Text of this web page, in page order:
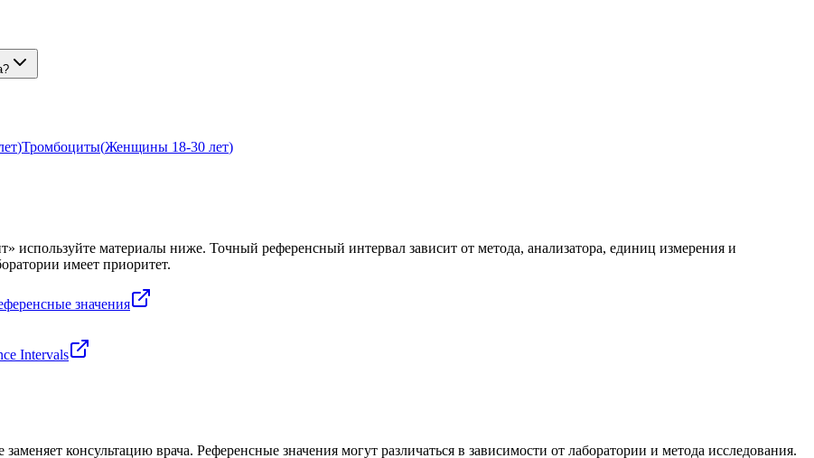
)Тромбоциты(Женщины 18-30 лет)
» используйте материалы ниже. Точный референсный интервал зависит от метода, анализатора, единиц измерения и
имеет приоритет.
значения
Intervals
консультацию врача. Референсные значения могут различаться в зависимости от лаборатории и метода исследования.